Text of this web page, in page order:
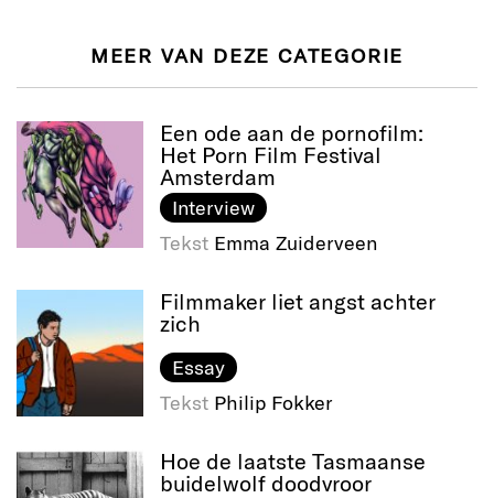
MEER VAN DEZE CATEGORIE
Een ode aan de pornofilm:
Het Porn Film Festival
Amsterdam
Interview
Tekst Emma Zuiderveen
Filmmaker liet angst achter
zich
Essay
Tekst Philip Fokker
Hoe de laatste Tasmaanse
buidelwolf doodvroor